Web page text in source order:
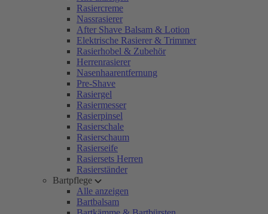
Rasiercreme
Nassrasierer
After Shave Balsam & Lotion
Elektrische Rasierer & Trimmer
Rasierhobel & Zubehör
Herrenrasierer
Nasenhaarentfernung
Pre-Shave
Rasiergel
Rasiermesser
Rasierpinsel
Rasierschale
Rasierschaum
Rasierseife
Rasiersets Herren
Rasierständer
Bartpflege
Alle anzeigen
Bartbalsam